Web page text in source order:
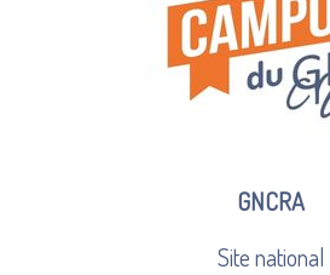
GNCRA
Site national